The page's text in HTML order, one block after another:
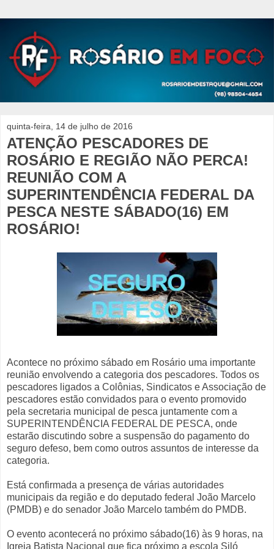
quinta-feira, 14 de julho de 2016
ATENÇÃO PESCADORES DE
ROSÁRIO E REGIÃO NÃO PERCA!
REUNIÃO COM A
SUPERINTENDÊNCIA FEDERAL DA
PESCA NESTE SÁBADO(16) EM
ROSÁRIO!
Acontece no próximo sábado em Rosário uma importante
reunião envolvendo a categoria dos pescadores. Todos os
pescadores ligados a Colônias, Sindicatos e Associação de
pescadores estão convidados para o evento promovido
pela secretaria municipal de pesca juntamente com a
SUPERINTENDÊNCIA FEDERAL DE PESCA, onde
estarão discutindo sobre a suspensão do pagamento do
seguro defeso, bem como outros assuntos de interesse da
categoria.
Está confirmada a presença de várias autoridades
municipais da região e do deputado federal João Marcelo
(PMDB) e do senador João Marcelo também do PMDB.
O evento acontecerá no próximo sábado(16) às 9 horas, na
Igreja Batista Nacional que fica próximo a escola Siló